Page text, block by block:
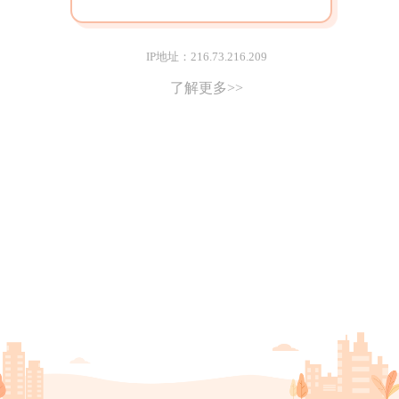
IP地址：216.73.216.209
了解更多>>